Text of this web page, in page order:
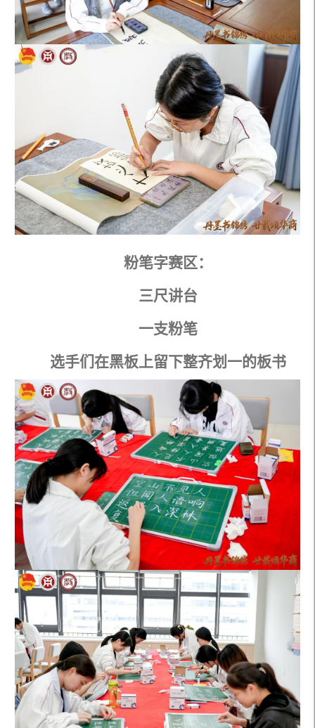
粉笔字赛区：
三尺讲台
一支粉笔
选手们在黑板上留下整齐划一的板书